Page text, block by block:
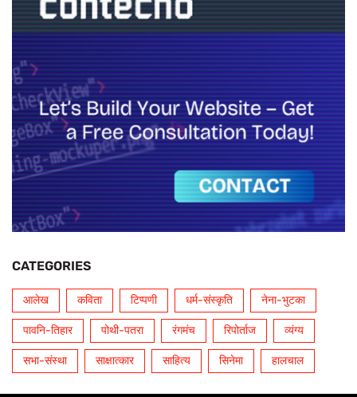
CATEGORIES
आलेख कविता टिप्पणी धर्म-संस्कृति नेना-भुटका
पावनि-तिहार पोथी-पतरा रंगमंच रिपोर्ताज व्यंग्य
सभा-संस्था साक्षात्कार साहित्य सिनेमा हालचाल